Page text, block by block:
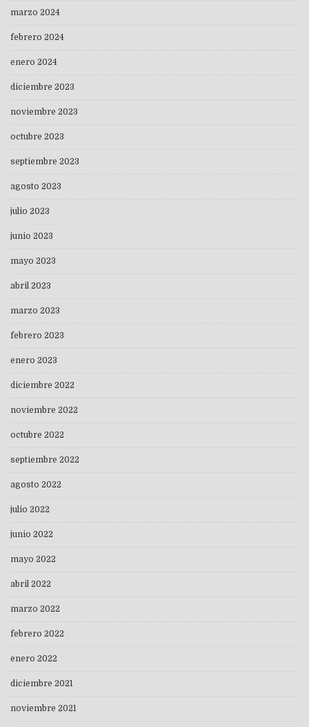
marzo 2024
febrero 2024
enero 2024
diciembre 2023
noviembre 2023
octubre 2023
septiembre 2023
agosto 2023
julio 2023
junio 2023
mayo 2023
abril 2023
marzo 2023
febrero 2023
enero 2023
diciembre 2022
noviembre 2022
octubre 2022
septiembre 2022
agosto 2022
julio 2022
junio 2022
mayo 2022
abril 2022
marzo 2022
febrero 2022
enero 2022
diciembre 2021
noviembre 2021